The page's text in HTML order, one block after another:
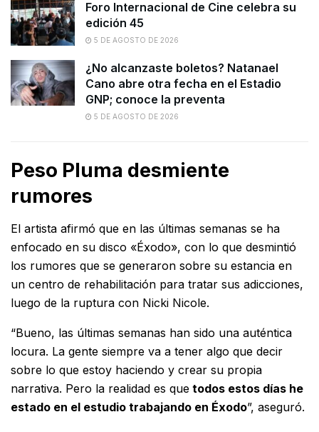
Foro Internacional de Cine celebra su
edición 45
5 DE AGOSTO DE 2026
¿No alcanzaste boletos? Natanael
Cano abre otra fecha en el Estadio
GNP; conoce la preventa
5 DE AGOSTO DE 2026
Peso Pluma desmiente
rumores
El artista afirmó que en las últimas semanas se ha
enfocado en su disco «Éxodo», con lo que desmintió
los rumores que se generaron sobre su estancia en
un centro de rehabilitación para tratar sus adicciones,
luego de la ruptura con Nicki Nicole.
“Bueno, las últimas semanas han sido una auténtica
locura. La gente siempre va a tener algo que decir
sobre lo que estoy haciendo y crear su propia
narrativa. Pero la realidad es que todos estos días he
estado en el estudio trabajando en Éxodo”, aseguró.